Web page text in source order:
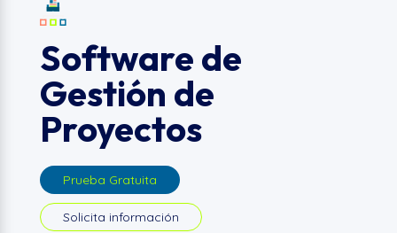
Software de
Gestión de
Proyectos
Prueba Gratuita
Solicita información